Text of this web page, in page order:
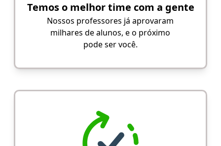
Temos o melhor time com a gente
Nossos professores já aprovaram
milhares de alunos, e o próximo
pode ser você.